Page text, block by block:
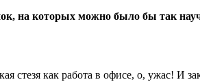
на которых можно было бы так
как работа в офисе, о, ужас! И